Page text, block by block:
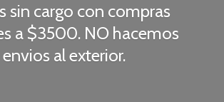
sin cargo con compras
a $3500. NO hacemos
envios al exterior.